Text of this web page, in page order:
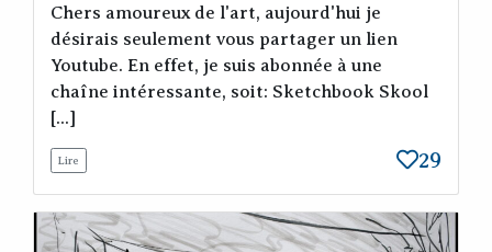
Chers amoureux de l'art, aujourd'hui je
désirais seulement vous partager un lien
Youtube. En effet, je suis abonnée à une
chaîne intéressante, soit: Sketchbook Skool
[...]
Lire 29